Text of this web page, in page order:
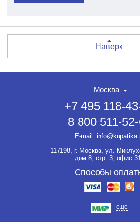
Наверх
Москва
+7 495 118-
8 800 511-
E-mail:
117198, г. Москва, ул.
дом 8, стр. 3, офис
Способы
еще